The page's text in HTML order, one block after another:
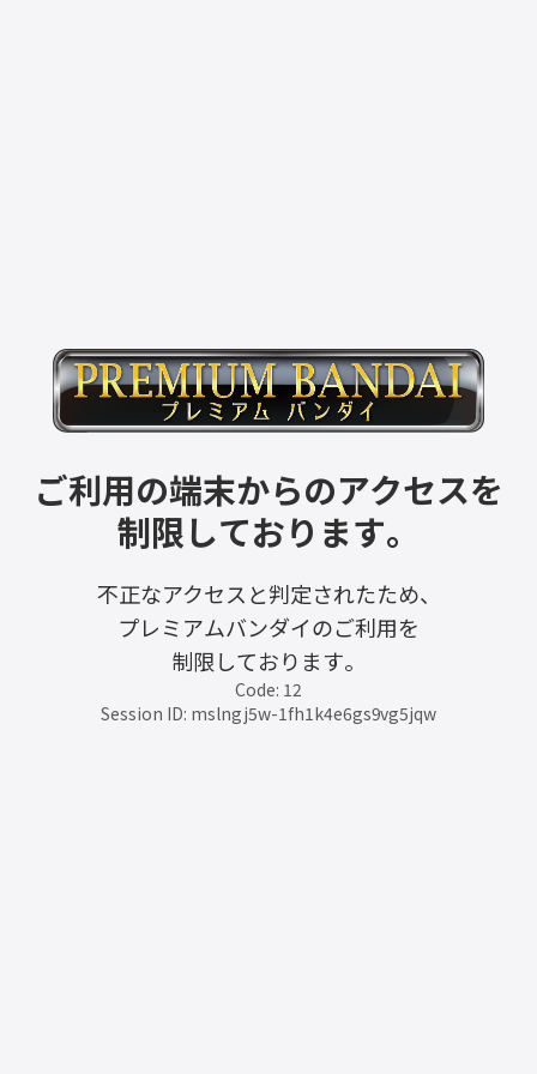
ご利用の端末からのアクセスを
制限しております。
不正なアクセスと判定されたため、
プレミアムバンダイのご利用を
制限しております。
Code: 12
Session ID: mslngj5w-1fh1k4e6gs9vg5jqw